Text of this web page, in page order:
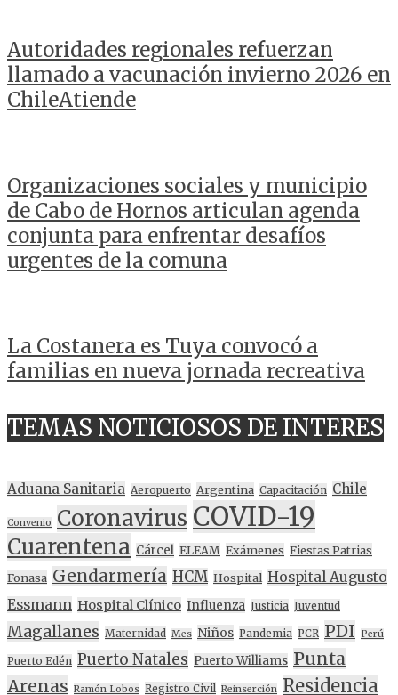
Autoridades regionales refuerzan
llamado a vacunación invierno 2026 en
ChileAtiende
Organizaciones sociales y municipio
de Cabo de Hornos articulan agenda
conjunta para enfrentar desafíos
urgentes de la comuna
La Costanera es Tuya convocó a
familias en nueva jornada recreativa
TEMAS NOTICIOSOS DE INTERES
Aduana Sanitaria Aeropuerto Argentina Capacitación Chile
Convenio Coronavirus COVID-19
Cuarentena Cárcel ELEAM Exámenes Fiestas Patrias
Fonasa Gendarmería HCM Hospital Hospital Augusto
Essmann Hospital Clínico Influenza Justicia Juventud
Magallanes Maternidad Mes Niños Pandemia PCR PDI Perú
Puerto Edén Puerto Natales Puerto Williams Punta
Arenas Ramón Lobos Registro Civil Reinserción Residencia